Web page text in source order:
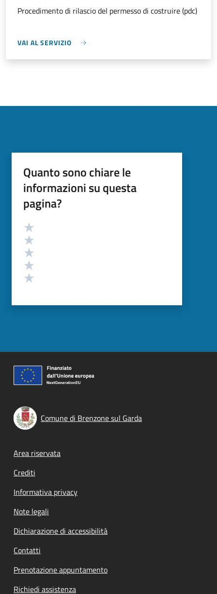
Procedimento di rilascio del permesso di costruire (pdc)
VAI AL SERVIZIO
Quanto sono chiare le
informazioni su questa
pagina?
Valutazione
Comune di Brenzone sul Garda
Footer menu
Area riservata
Crediti
Informativa privacy
Note legali
Dichiarazione di accessibilità
Contatti
Prenotazione appuntamento
Richiedi assistenza